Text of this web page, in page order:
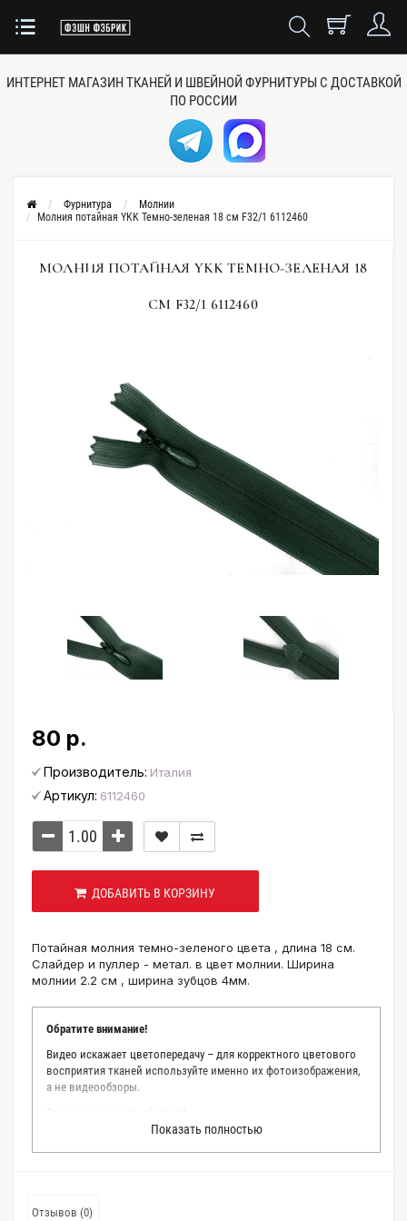
ИНТЕРНЕТ МАГАЗИН ТКАНЕЙ И ШВЕЙНОЙ ФУРНИТУРЫ С ДОСТАВКОЙ
ПО РОССИИ
Фурнитура
Молнии
Молния потайная YKK Темно-зеленая 18 см F32/1 6112460
МОЛНИЯ ПОТАЙНАЯ YKK ТЕМНО-ЗЕЛЕНАЯ 18
СМ F32/1 6112460
80 р.
Производитель: Италия
Артикул: 6112460
ДОБАВИТЬ В КОРЗИНУ
Потайная молния темно-зеленого цвета , длина 18 см.
Слайдер и пуллер - метал. в цвет молнии. Ширина
молнии 2.2 см , ширина зубцов 4мм.
Обратите внимание!
Видео искажает цветопередачу – для корректного цветового
восприятия тканей используйте именно их фотоизображения,
а не видеообзоры.
Мы делаем все возможное, чтобы точно описать цвет каждой
ткани из нашего каталога. Мы осматриваем и фотографируем
Показать полностью
Отзывов (0)